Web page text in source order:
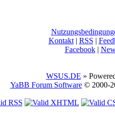
Kontakt| RSS |
Facebook|
WSUS.DE »
YaBB Forum Software© 2000-